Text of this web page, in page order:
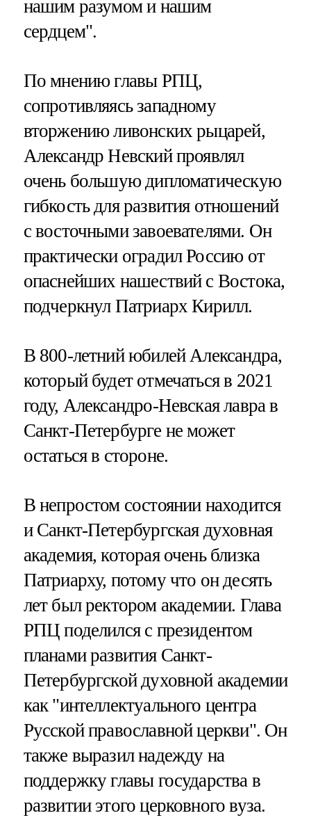
нашим разумом и нашим
сердцем".
По мнению главы РПЦ,
сопротивляясь западному
вторжению ливонских рыцарей,
Александр Невский проявлял
очень большую дипломатическую
гибкость для развития отношений
с восточными завоевателями. Он
практически оградил Россию от
опаснейших нашествий с Востока,
подчеркнул Патриарх Кирилл.
В 800-летний юбилей Александра,
который будет отмечаться в 2021
году, Александро-Невская лавра в
Санкт-Петербурге не может
остаться в стороне.
В непростом состоянии находится
и Санкт-Петербургская духовная
академия, которая очень близка
Патриарху, потому что он десять
лет был ректором академии. Глава
РПЦ поделился с президентом
планами развития Санкт-
Петербургской духовной академии
как "интеллектуального центра
Русской православной церкви". Он
также выразил надежду на
поддержку главы государства в
развитии этого церковного вуза.